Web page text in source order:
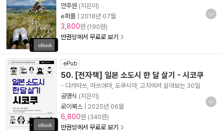
안주원 (지은이)
e퍼플
2018년 07월
3,800원 (190원)
만권당에서 무료로 보기
ePub
50. [전자책] 일본 소도시 한 달 살기 - 시코쿠
- 다카마쓰, 마쓰야마, 도쿠시마, 고치에서 살아보는 30일
공명식 (지은이)
로이북스
2025년 06월
6,800원 (340원)
만권당에서 무료로 보기